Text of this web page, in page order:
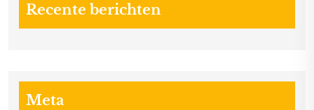
Recente berichten
Meta